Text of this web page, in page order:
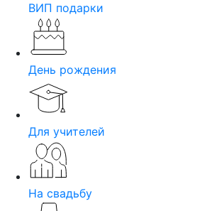
ВИП подарки
День рождения
Для учителей
На свадьбу